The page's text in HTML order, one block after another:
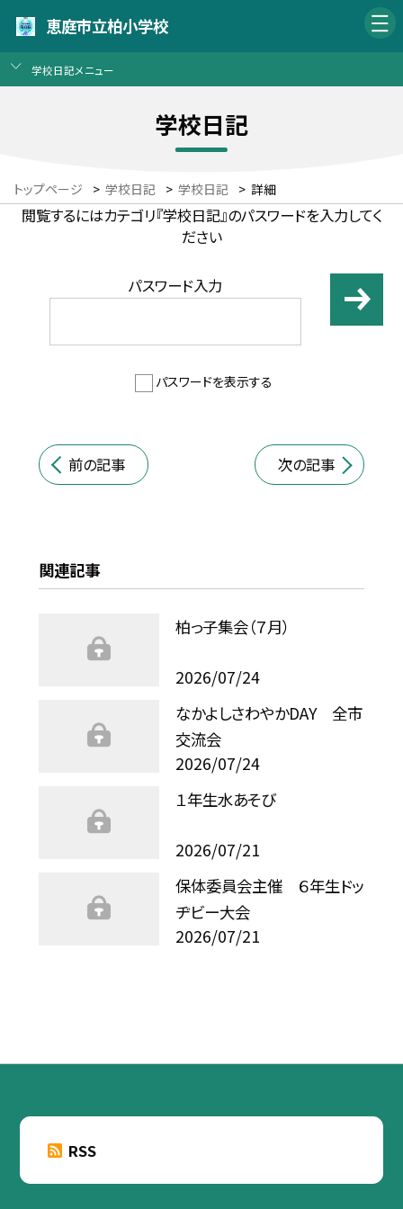
恵庭市立柏小学校
学校日記メニュー
学校日記
トップページ > 学校日記 > 学校日記 > 詳細
閲覧するにはカテゴリ『学校日記』のパスワードを入力してく
ださい
パスワード入力
パスワードを表示する
前の記事 次の記事
関連記事
柏っ子集会（７月）
2026/07/24
なかよしさわやかDAY 全市
交流会
2026/07/24
１年生水あそび
2026/07/21
保体委員会主催 ６年生ドッ
ヂビー大会
2026/07/21
RSS